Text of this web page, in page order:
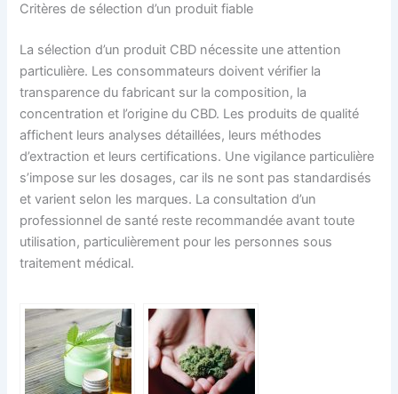
Critères de sélection d’un produit fiable
La sélection d’un produit CBD nécessite une attention
particulière. Les consommateurs doivent vérifier la
transparence du fabricant sur la composition, la
concentration et l’origine du CBD. Les produits de qualité
affichent leurs analyses détaillées, leurs méthodes
d’extraction et leurs certifications. Une vigilance particulière
s’impose sur les dosages, car ils ne sont pas standardisés
et varient selon les marques. La consultation d’un
professionnel de santé reste recommandée avant toute
utilisation, particulièrement pour les personnes sous
traitement médical.